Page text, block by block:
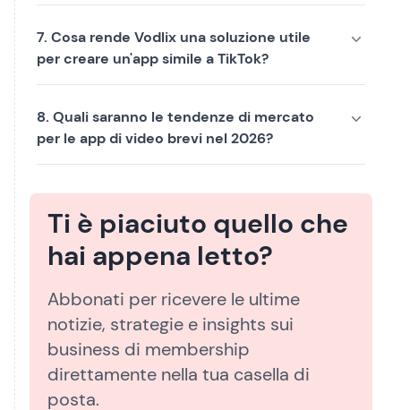
7. Cosa rende Vodlix una soluzione utile
per creare un'app simile a TikTok?
8. Quali saranno le tendenze di mercato
per le app di video brevi nel 2026?
Ti è piaciuto quello che
hai appena letto?
Abbonati per ricevere le ultime
notizie, strategie e insights sui
business di membership
direttamente nella tua casella di
posta.